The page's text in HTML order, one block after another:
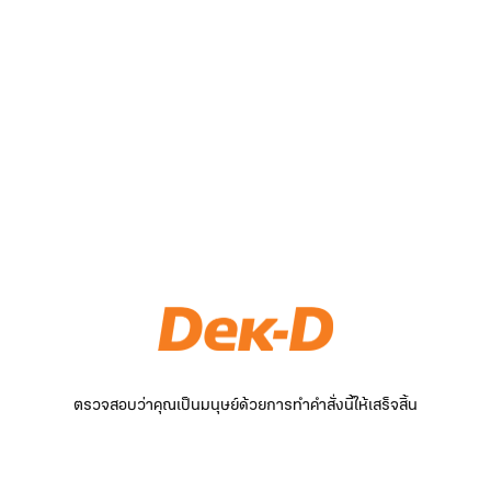
ตรวจสอบว่าคุณเป็นมนุษย์ด้วยการทำคำสั่งนี้ให้เสร็จสิ้น